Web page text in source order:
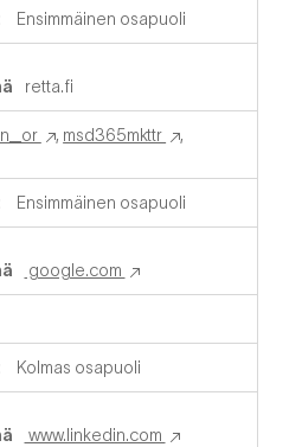
Ensimmäinen osapuoli
retta.fi
ln_or , msd365mkttr
,
Ensimmäinen osapuoli
google.com
Kolmas osapuoli
www.linkedin.com